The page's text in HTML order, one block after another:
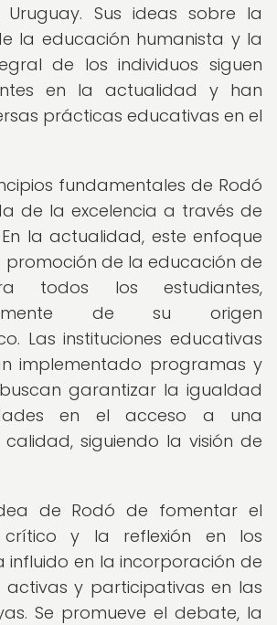
Sus ideas sobre la
la educación humanista y la
de los individuos siguen
en la actualidad y han
prácticas educativas en el
fundamentales de Rodó
de la excelencia a través de
la actualidad, este enfoque
promoción de la educación de
todos los estudiantes,
de su origen
Las instituciones educativas
implementado programas y
garantizar la igualdad
en el acceso a una
siguiendo la visión de
de Rodó de fomentar el
crítico y la reflexión en los
influido en la incorporación de
y participativas en las
Se promueve el debate, la